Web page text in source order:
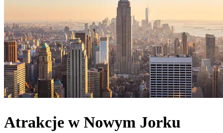
Atrakcje w Nowym Jorku